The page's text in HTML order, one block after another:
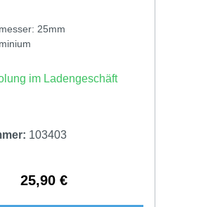
25mm
im Ladengeschäft
103403
Regulärer Preis:
25,90 €